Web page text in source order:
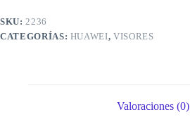
SKU: 2236
CATEGORÍAS: HUAWEI,VISORES
Valoraciones (0)